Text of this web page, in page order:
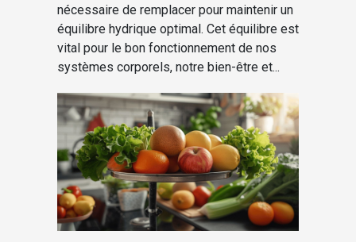
nécessaire de remplacer pour maintenir un
équilibre hydrique optimal. Cet équilibre est
vital pour le bon fonctionnement de nos
systèmes corporels, notre bien-être et...